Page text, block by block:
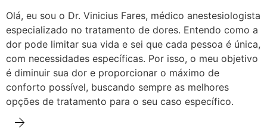
Olá, eu sou o Dr. Vinicius Fares, médico anestesiologista
especializado no tratamento de dores. Entendo como a
dor pode limitar sua vida e sei que cada pessoa é única,
com necessidades específicas. Por isso, o meu objetivo
é diminuir sua dor e proporcionar o máximo de
conforto possível, buscando sempre as melhores
opções de tratamento para o seu caso específico.